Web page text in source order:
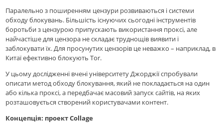
Паралельно з поширенням цензури розвиваються і системи
обходу блокувань. Більшість існуючих сьогодні інструментів
боротьби з цензурою припускають використання проксі, але
найчастіше для цензора не складає труднощів виявити і
заблокувати їх. Для просунутих цензорів це неважко – наприклад, в
Китаї ефективно блокують Tor.
У цьому дослідженні вчені університету Джорджії спробували
описати метод обходу блокування, який не покладається на один
або кілька проксі, а передбачає масовий запуск сайтів, на яких
розташовується створений користувачами контент.
Концепція: проект Collage